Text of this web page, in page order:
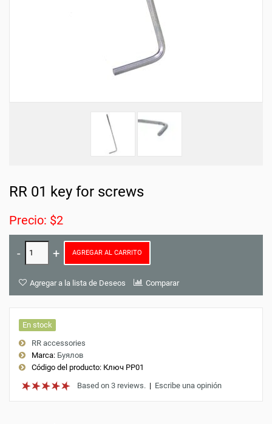
RR 01 key for screws
Precio: $2
AGREGAR AL CARRITO
Agregar a la lista de Deseos Comparar
En stock
RR accessories
Marca: Буялов
Código del producto: Ключ РР01
Based on 3 reviews. | Escribe una opinión